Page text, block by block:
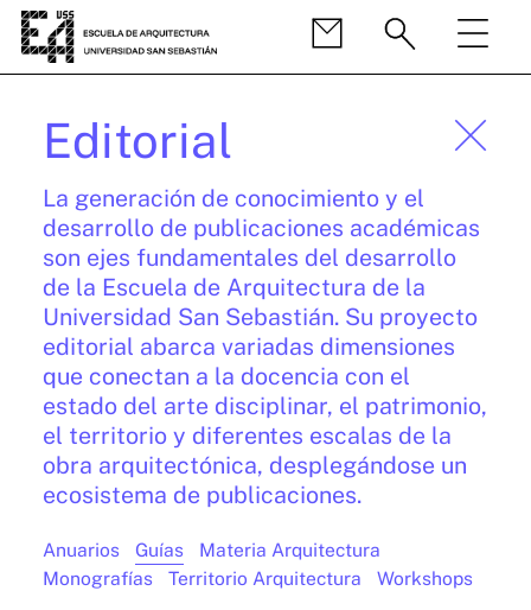
Editorial
La generación de conocimiento y el
desarrollo de publicaciones académicas
son ejes fundamentales del desarrollo
de la Escuela de Arquitectura de la
Universidad San Sebastián. Su proyecto
editorial abarca variadas dimensiones
que conectan a la docencia con el
estado del arte disciplinar, el patrimonio,
el territorio y diferentes escalas de la
obra arquitectónica, desplegándose un
ecosistema de publicaciones.
Anuarios Guías
Materia Arquitectura
Monografías
Territorio Arquitectura Workshops